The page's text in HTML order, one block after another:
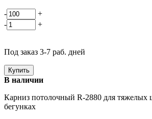
-
+
-
+
Под заказ 3-7 раб. дней
В наличии
Карниз потолочный R-2880 для тяжелых
бегунках